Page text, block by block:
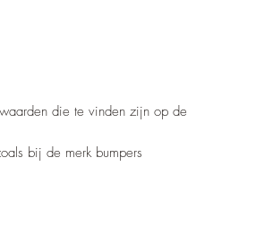
die te vinden zijn op de
bij de merk bumpers